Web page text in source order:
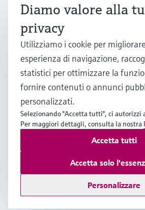
La società
CHE•Italiano
Copyright © Endress+Hauser Group
Privacy Policy
Diamo valore alla
privacy
Utilizziamo i cookie per
esperienza di navigazione,
statistici per ottimizzare la
fornire contenuti o annunci
personalizzati.
Selezionando "Accetta tutti", ci autorizzi
Per maggiori dettagli, consulta la nostra
Personalizzare
Accetta solo
Accetta tutti